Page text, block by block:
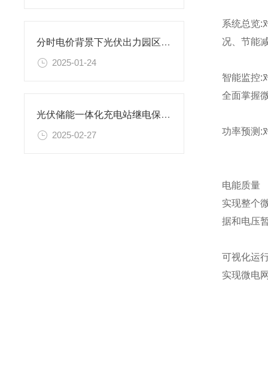
分时电价背景下光伏出力园区电动汽车的有序充电策略研究
2025-01-24
光伏储能一体化充电站继电保护配置及平台解决方案
2025-02-27
系统总览:
况、节能
智能监控:
全面掌握
功率预测:
电能质量
实现整个
据和电压
可视化运
实现微电